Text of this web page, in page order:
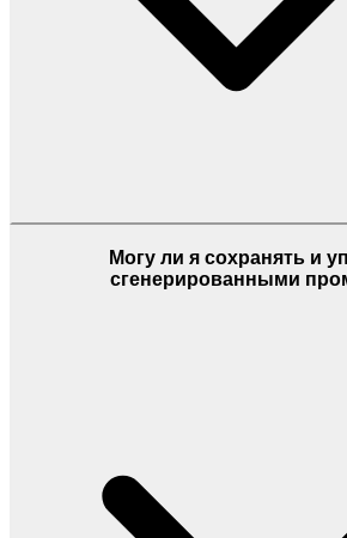
Могу ли я сохранять и
сгенерированными